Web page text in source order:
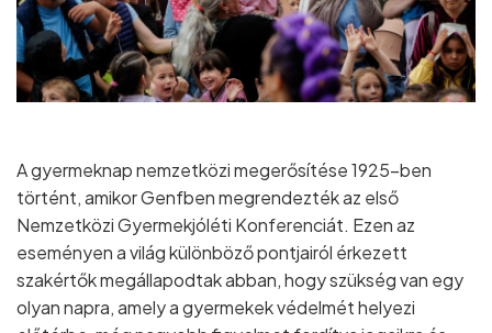
A gyermeknap nemzetközi megerősítése 1925-ben
történt, amikor Genfben megrendezték az első
Nemzetközi Gyermekjóléti Konferenciát. Ezen az
eseményen a világ különböző pontjairól érkezett
szakértők megállapodtak abban, hogy szükség van egy
olyan napra, amely a gyermekek védelmét helyezi